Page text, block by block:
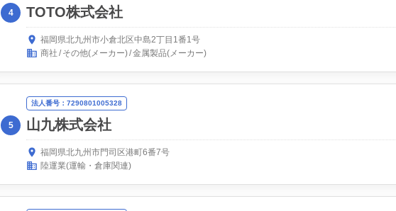
4 TOTO株式会社
福岡県北九州市小倉北区中島2丁目1番1号
商社
その他(メーカー) 金属製品(メーカー)
5
法人番号：7290801005328
山九株式会社
福岡県北九州市門司区港町6番7号
陸運業(運輸・倉庫関連)